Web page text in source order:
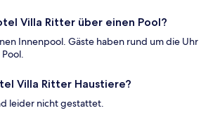
Villa Ritter über einen Pool?
Innenpool. Gäste haben rund um die Uhr
Villa Ritter Haustiere?
leider nicht gestattet.